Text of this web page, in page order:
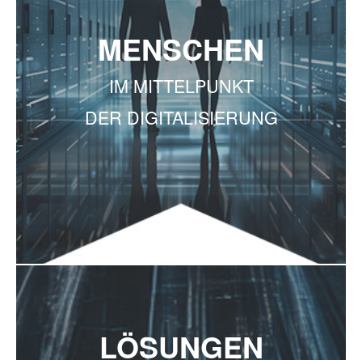
MENSCHEN
IM MITTELPUNKT
DER DIGITALISIERUNG
LÖSUNGEN